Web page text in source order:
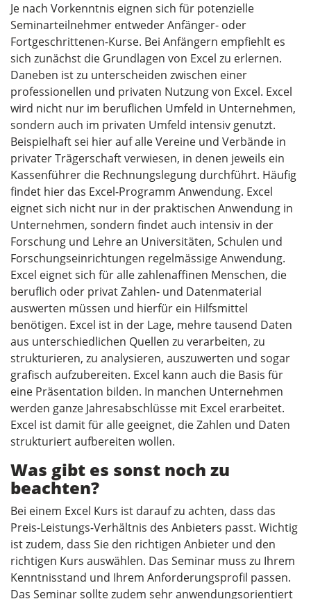
Je nach Vorkenntnis eignen sich für potenzielle
Seminarteilnehmer entweder Anfänger- oder
Fortgeschrittenen-Kurse. Bei Anfängern empfiehlt es
sich zunächst die Grundlagen von Excel zu erlernen.
Daneben ist zu unterscheiden zwischen einer
professionellen und privaten Nutzung von Excel. Excel
wird nicht nur im beruflichen Umfeld in Unternehmen,
sondern auch im privaten Umfeld intensiv genutzt.
Beispielhaft sei hier auf alle Vereine und Verbände in
privater Trägerschaft verwiesen, in denen jeweils ein
Kassenführer die Rechnungslegung durchführt. Häufig
findet hier das Excel-Programm Anwendung. Excel
eignet sich nicht nur in der praktischen Anwendung in
Unternehmen, sondern findet auch intensiv in der
Forschung und Lehre an Universitäten, Schulen und
Forschungseinrichtungen regelmässige Anwendung.
Excel eignet sich für alle zahlenaffinen Menschen, die
beruflich oder privat Zahlen- und Datenmaterial
auswerten müssen und hierfür ein Hilfsmittel
benötigen. Excel ist in der Lage, mehre tausend Daten
aus unterschiedlichen Quellen zu verarbeiten, zu
strukturieren, zu analysieren, auszuwerten und sogar
grafisch aufzubereiten. Excel kann auch die Basis für
eine Präsentation bilden. In manchen Unternehmen
werden ganze Jahresabschlüsse mit Excel erarbeitet.
Excel ist damit für alle geeignet, die Zahlen und Daten
strukturiert aufbereiten wollen.
Was gibt es sonst noch zu
beachten?
Bei einem Excel Kurs ist darauf zu achten, dass das
Preis-Leistungs-Verhältnis des Anbieters passt. Wichtig
ist zudem, dass Sie den richtigen Anbieter und den
richtigen Kurs auswählen. Das Seminar muss zu Ihrem
Kenntnisstand und Ihrem Anforderungsprofil passen.
Das Seminar sollte zudem sehr anwendungsorientiert